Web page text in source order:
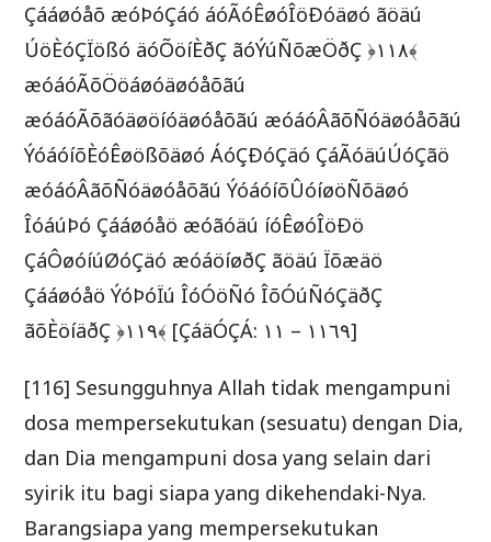
Çááøóåõ æóÞóÇáó áóÃóÊøóÎöÐóäøó ãöäú
ÚöÈóÇÏößó äóÕöíÈðÇ ãóÝúÑõæÖðÇ ﴿١١۸﴾
æóáóÃõÖöáøóäøóåõãú
æóáóÃõãóäøöíóäøóåõãú æóáóÂãõÑóäøóåõãú
ÝóáóíõÈóÊøößõäøó ÁóÇÐóÇäó ÇáÃóäúÚóÇãö
æóáóÂãõÑóäøóåõãú ÝóáóíõÛóíøöÑõäøó
ÎóáúÞó Çááøóåö æóãóäú íóÊøóÎöÐö
ÇáÔøóíúØóÇäó æóáöíøðÇ ãöäú Ïõæäö
Çááøóåö ÝóÞóÏú ÎóÓöÑó ÎõÓúÑóÇäðÇ
ãõÈöíäðÇ ﴿١١۹﴾ [ÇáäÓÇÁ: ١١٦ – ١١۹]
[116] Sesungguhnya Allah tidak mengampuni
dosa mempersekutukan (sesuatu) dengan Dia,
dan Dia mengampuni dosa yang selain dari
syirik itu bagi siapa yang dikehendaki-Nya.
Barangsiapa yang mempersekutukan